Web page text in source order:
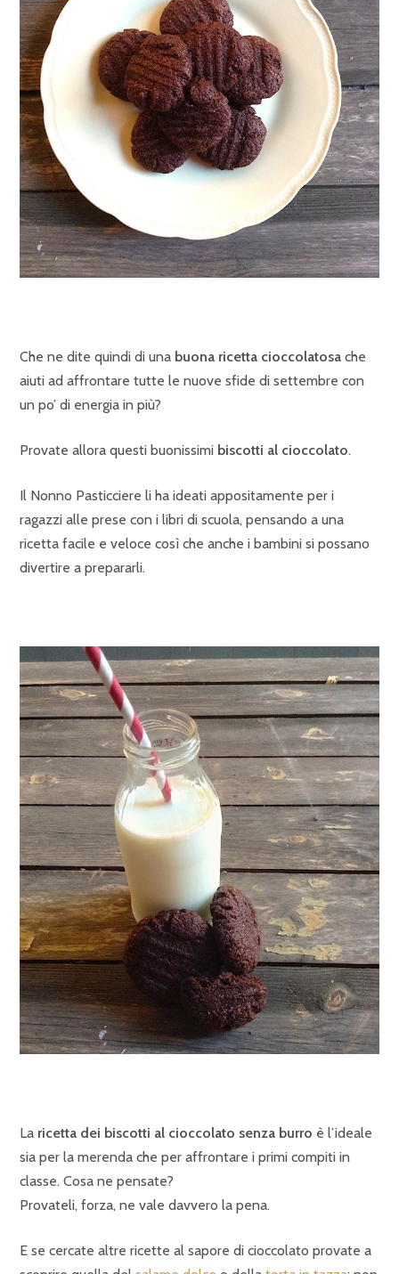
Che ne dite quindi di una buona ricetta cioccolatosa che
aiuti ad affrontare tutte le nuove sfide di settembre con
un po’ di energia in più?
Provate allora questi buonissimi biscotti al cioccolato.
Il Nonno Pasticciere li ha ideati appositamente per i
ragazzi alle prese con i libri di scuola, pensando a una
ricetta facile e veloce così che anche i bambini si possano
divertire a prepararli.
La ricetta dei biscotti al cioccolato senza burro è l’ideale
sia per la merenda che per affrontare i primi compiti in
classe. Cosa ne pensate?
Provateli, forza, ne vale davvero la pena.
E se cercate altre ricette al sapore di cioccolato provate a